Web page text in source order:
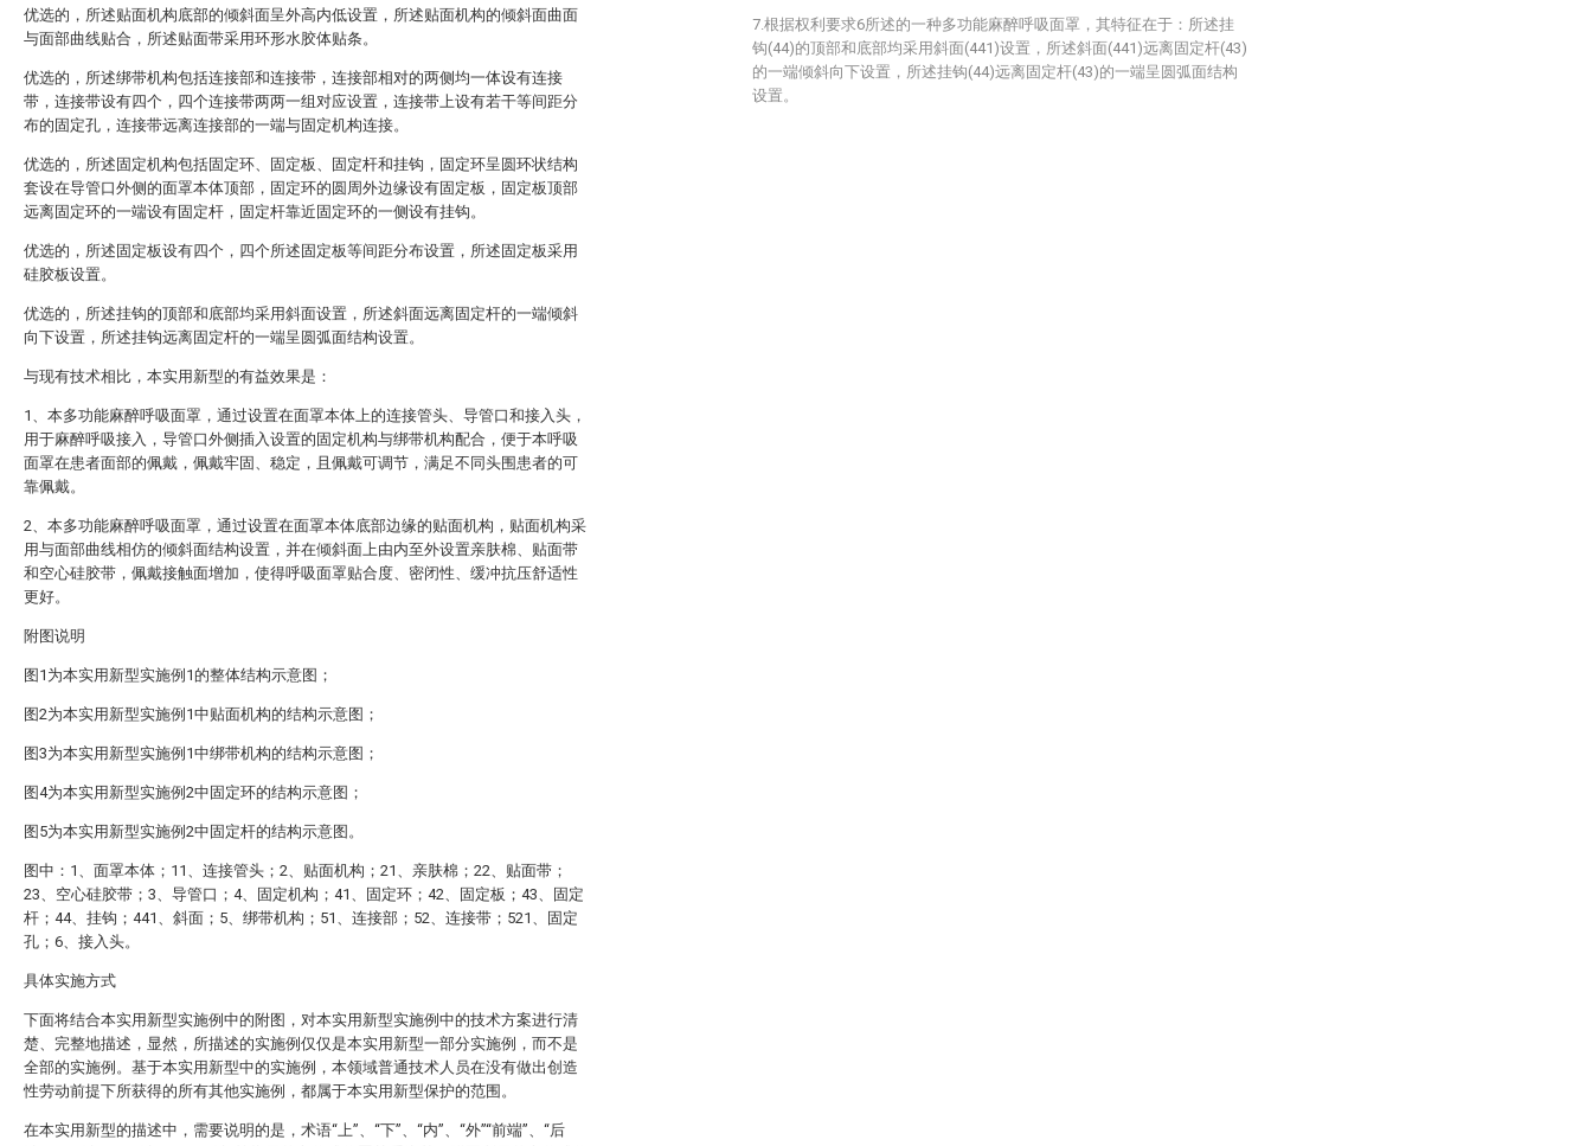
优选的，所述贴面机构底部的倾斜面呈外高内低设置，所述贴面机构的倾斜面曲面
与面部曲线贴合，所述贴面带采用环形水胶体贴条。
优选的，所述绑带机构包括连接部和连接带，连接部相对的两侧均一体设有连接
带，连接带设有四个，四个连接带两两一组对应设置，连接带上设有若干等间距分
布的固定孔，连接带远离连接部的一端与固定机构连接。
优选的，所述固定机构包括固定环、固定板、固定杆和挂钩，固定环呈圆环状结构
套设在导管口外侧的面罩本体顶部，固定环的圆周外边缘设有固定板，固定板顶部
远离固定环的一端设有固定杆，固定杆靠近固定环的一侧设有挂钩。
优选的，所述固定板设有四个，四个所述固定板等间距分布设置，所述固定板采用
硅胶板设置。
优选的，所述挂钩的顶部和底部均采用斜面设置，所述斜面远离固定杆的一端倾斜
向下设置，所述挂钩远离固定杆的一端呈圆弧面结构设置。
与现有技术相比，本实用新型的有益效果是：
1、本多功能麻醉呼吸面罩，通过设置在面罩本体上的连接管头、导管口和接入头，
用于麻醉呼吸接入，导管口外侧插入设置的固定机构与绑带机构配合，便于本呼吸
面罩在患者面部的佩戴，佩戴牢固、稳定，且佩戴可调节，满足不同头围患者的可
靠佩戴。
2、本多功能麻醉呼吸面罩，通过设置在面罩本体底部边缘的贴面机构，贴面机构采
用与面部曲线相仿的倾斜面结构设置，并在倾斜面上由内至外设置亲肤棉、贴面带
和空心硅胶带，佩戴接触面增加，使得呼吸面罩贴合度、密闭性、缓冲抗压舒适性
更好。
附图说明
图1为本实用新型实施例1的整体结构示意图；
图2为本实用新型实施例1中贴面机构的结构示意图；
图3为本实用新型实施例1中绑带机构的结构示意图；
图4为本实用新型实施例2中固定环的结构示意图；
图5为本实用新型实施例2中固定杆的结构示意图。
图中：1、面罩本体；11、连接管头；2、贴面机构；21、亲肤棉；22、贴面带；
23、空心硅胶带；3、导管口；4、固定机构；41、固定环；42、固定板；43、固定
杆；44、挂钩；441、斜面；5、绑带机构；51、连接部；52、连接带；521、固定
孔；6、接入头。
具体实施方式
下面将结合本实用新型实施例中的附图，对本实用新型实施例中的技术方案进行清
楚、完整地描述，显然，所描述的实施例仅仅是本实用新型一部分实施例，而不是
全部的实施例。基于本实用新型中的实施例，本领域普通技术人员在没有做出创造
性劳动前提下所获得的所有其他实施例，都属于本实用新型保护的范围。
在本实用新型的描述中，需要说明的是，术语“上”、“下”、“内”、“外”“前端”、“后
7.根据权利要求6所述的一种多功能麻醉呼吸面罩，其特征在于：所述挂
钩(44)的顶部和底部均采用斜面(441)设置，所述斜面(441)远离固定杆(43)
的一端倾斜向下设置，所述挂钩(44)远离固定杆(43)的一端呈圆弧面结构
设置。